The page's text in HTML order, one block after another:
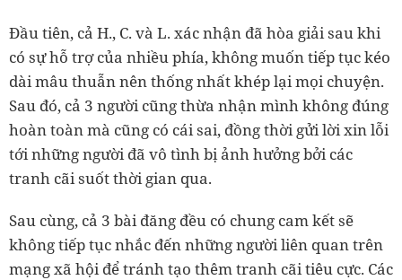
Đầu tiên, cả H., C. và L. xác nhận đã hòa giải sau khi
có sự hỗ trợ của nhiều phía, không muốn tiếp tục kéo
dài mâu thuẫn nên thống nhất khép lại mọi chuyện.
Sau đó, cả 3 người cũng thừa nhận mình không đúng
hoàn toàn mà cũng có cái sai, đồng thời gửi lời xin lỗi
tới những người đã vô tình bị ảnh hưởng bởi các
tranh cãi suốt thời gian qua.
Sau cùng, cả 3 bài đăng đều có chung cam kết sẽ
không tiếp tục nhắc đến những người liên quan trên
mạng xã hội để tránh tạo thêm tranh cãi tiêu cực. Các